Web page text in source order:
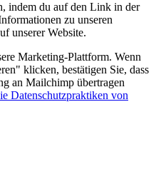
indem du auf den Link in der
zu unseren
unserer Website.
Marketing-Plattform. Wenn
klicken, bestätigen Sie, dass
an Mailchimp übertragen
Datenschutzpraktiken von